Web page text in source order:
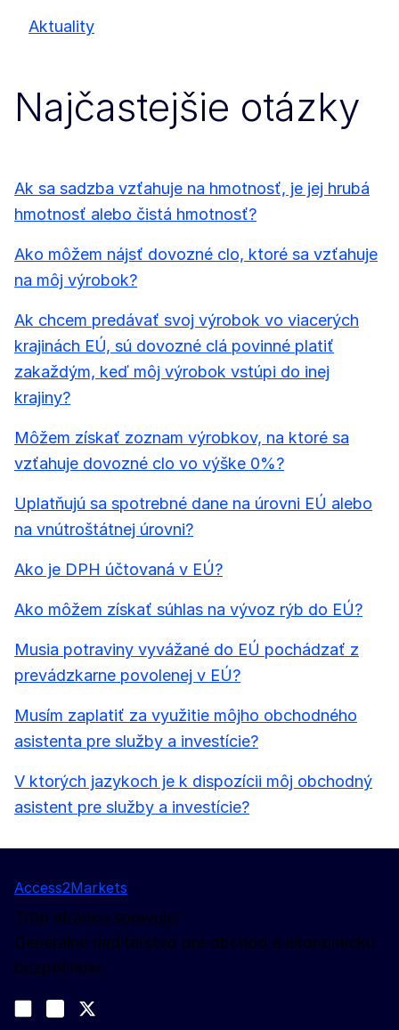
Aktuality
Najčastejšie otázky
Ak sa sadzba vzťahuje na hmotnosť, je jej hrubá
hmotnosť alebo čistá hmotnosť?
Ako môžem nájsť dovozné clo, ktoré sa vzťahuje
na môj výrobok?
Ak chcem predávať svoj výrobok vo viacerých
krajinách EÚ, sú dovozné clá povinné platiť
zakaždým, keď môj výrobok vstúpi do inej
krajiny?
Môžem získať zoznam výrobkov, na ktoré sa
vzťahuje dovozné clo vo výške 0%?
Uplatňujú sa spotrebné dane na úrovni EÚ alebo
na vnútroštátnej úrovni?
Ako je DPH účtovaná v EÚ?
Ako môžem získať súhlas na vývoz rýb do EÚ?
Musia potraviny vyvážané do EÚ pochádzať z
prevádzkarne povolenej v EÚ?
Musím zaplatiť za využitie môjho obchodného
asistenta pre služby a investície?
V ktorých jazykoch je k dispozícii môj obchodný
asistent pre služby a investície?
Access2Markets
Túto stránku spravuje:
Generálne riaditeľstvo pre obchod a ekonomickú
bezpečnosť
Join us on LinkedIn
Trade-Off podcast